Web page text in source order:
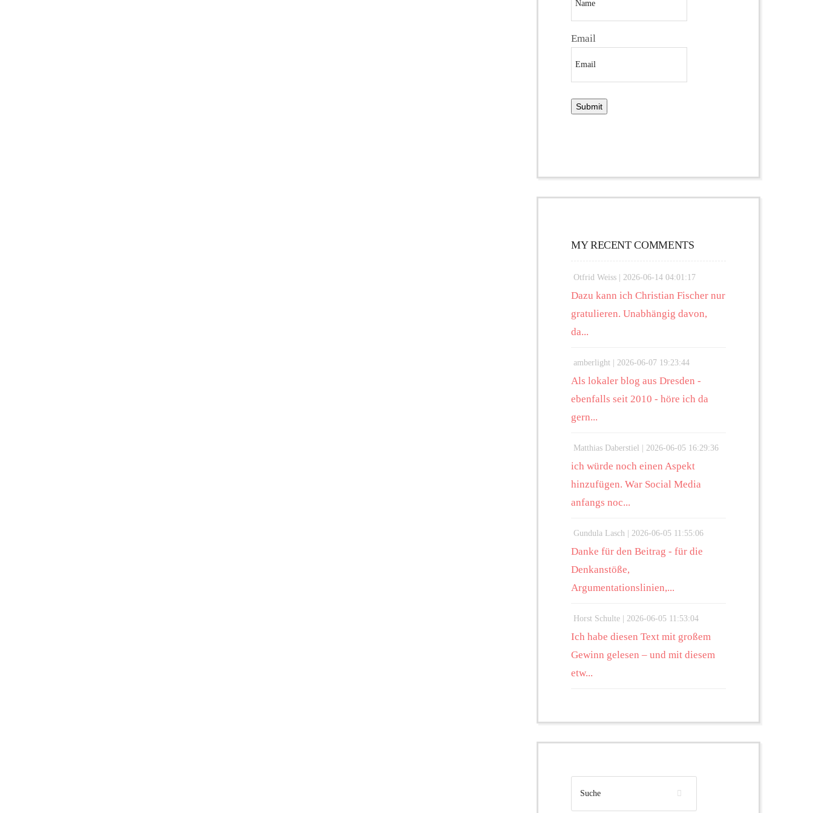
Email
MY RECENT COMMENTS
Otfrid Weiss | 2026-06-14 04:01:17
Dazu kann ich Christian Fischer nur
gratulieren. Unabhängig davon,
da...
amberlight | 2026-06-07 19:23:44
Als lokaler blog aus Dresden -
ebenfalls seit 2010 - höre ich da
gern...
Matthias Daberstiel | 2026-06-05 16:29:36
ich würde noch einen Aspekt
hinzufügen. War Social Media
anfangs noc...
Gundula Lasch | 2026-06-05 11:55:06
Danke für den Beitrag - für die
Denkanstöße,
Argumentationslinien,...
Horst Schulte | 2026-06-05 11:53:04
Ich habe diesen Text mit großem
Gewinn gelesen – und mit diesem
etw...